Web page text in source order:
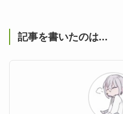
記事を書いたのは...